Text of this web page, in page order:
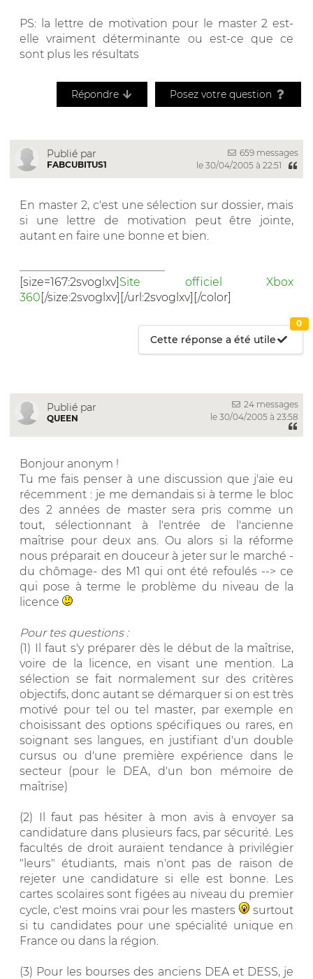
PS: la lettre de motivation pour le master 2 est-
elle vraiment déterminante ou est-ce que ce
sont plus les résultats
Répondre Posez votre question
Publié par
FABCUBITUS1
659 messages
le 30/04/2005 à 22:51
En master 2, c'est une sélection sur dossier, mais
si une lettre de motivation peut être jointe,
autant en faire une bonne et bien.
[size=167:2svoglxv]Site officiel Xbox
360[/size:2svoglxv][/url:2svoglxv][/color]
Cette réponse a été utile
0
Publié par
QUEEN
24 messages
le 30/04/2005 à 23:58
Bonjour anonym !
Tu me fais penser à une discussion que j'aie eu
récemment : je me demandais si à terme le bloc
des 2 années de master sera pris comme un
tout, sélectionnant à l'entrée de l'ancienne
maîtrise pour deux ans. Ou alors si la réforme
nous préparait en douceur à jeter sur le marché -
du chômage- des M1 qui ont été refoulés --> ce
qui pose à terme le problème du niveau de la
licence
Pour tes questions :
(1) Il faut s'y préparer dès le début de la maîtrise,
voire de la licence, en visant une mention. La
sélection se fait normalement sur des critères
objectifs, donc autant se démarquer si on est très
motivé pour tel ou tel master, par exemple en
choisissant des options spécifiques ou rares, en
soignant ses langues, en justifiant d'un double
cursus ou d'une première expérience dans le
secteur (pour le DEA, d'un bon mémoire de
maîtrise)
(2) Il faut pas hésiter à mon avis à envoyer sa
candidature dans plusieurs facs, par sécurité. Les
facultés de droit auraient tendance à privilégier
"leurs" étudiants, mais n'ont pas de raison de
rejeter une candidature si elle est bonne. Les
cartes scolaires sont figées au niveau du premier
cycle, c'est moins vrai pour les masters
surtout
si tu candidates pour une spécialité unique en
France ou dans la région.
(3) Pour les bourses des anciens DEA et DESS, je